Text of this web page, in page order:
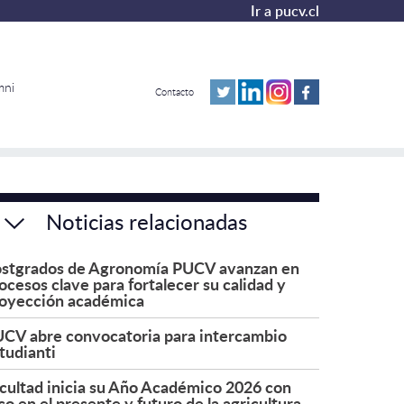
Ir a pucv.cl
Contacto
Noticias relacionadas
de Agronomía PUCV avanzan en
clave para fortalecer su calidad y
académica
abre convocatoria para intercambio
inicia su Año Académico 2026 con